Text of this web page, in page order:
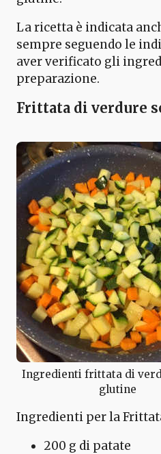
La ricetta è indicata
sempre seguendo le
aver verificato gli
preparazione.
Frittata di verdure
Ingredienti frittata di
glutine
Ingredienti per la
200 g di patate